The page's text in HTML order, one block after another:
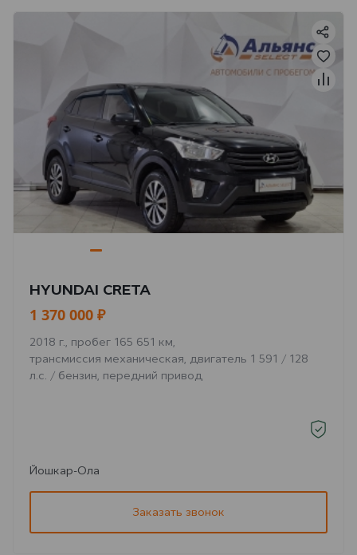
HYUNDAI CRETA
1 370 000 ₽
2018 г., пробег 165 651 км,
трансмиссия механическая, двигатель 1 591 / 128
л.с. / бензин, передний привод
Йошкар-Ола
Заказать звонок